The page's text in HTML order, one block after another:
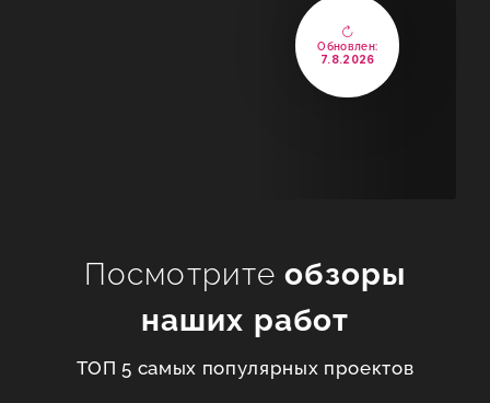
Обновлен:
7.8.2026
Посмотритеобзоры
наших работ
ТОП 5 самых популярных проектов